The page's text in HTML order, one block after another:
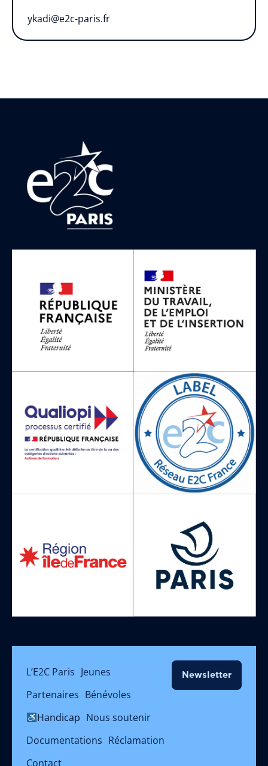
ykadi@e2c-paris.fr
L’E2C Paris Jeunes
Partenaires Bénévoles
Handicap Nous soutenir
Documentations Réclamation
Contact
Newsletter